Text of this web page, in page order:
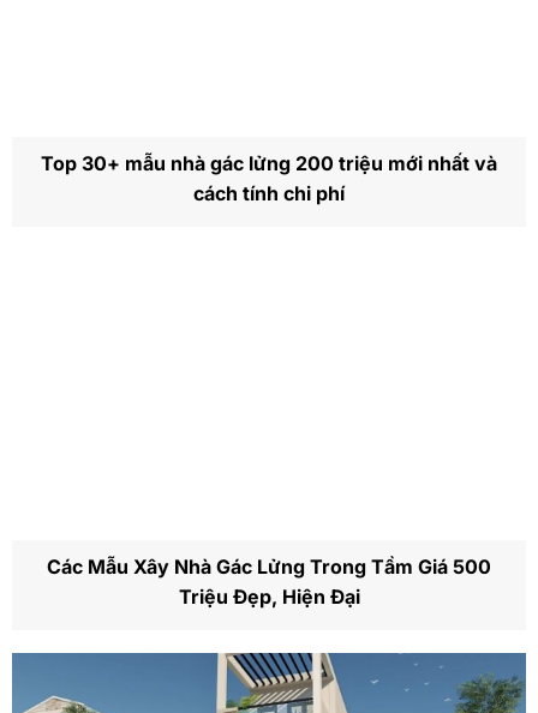
Top 30+ mẫu nhà gác lửng 200 triệu mới nhất và
cách tính chi phí
Các Mẫu Xây Nhà Gác Lửng Trong Tầm Giá 500
Triệu Đẹp, Hiện Đại